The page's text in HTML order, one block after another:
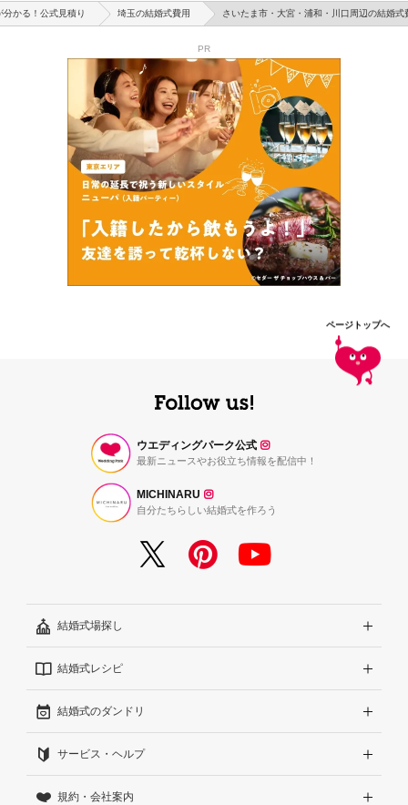
かる！公式見積り 埼玉の結婚式費用 さいたま市・大宮・浦和・川口周辺の結婚式
PR
ページトップへ
ウエディングパーク公式
最新ニュースやお役立ち情報を配信中！
MICHINARU
自分たちらしい結婚式を作ろう
結婚式場探し
エリアから探す
こだわりから探す
雰囲気から探す
見積りから探す
結婚式レシピ
結婚式準備レポート『ハナレポ』
結婚式当日の動画『ムビレポ』
結婚式のダンドリ
結婚準備ガイド
Wedding Park Magazine
サービス・ヘルプ
サイトコンセプト
規約・会社案内